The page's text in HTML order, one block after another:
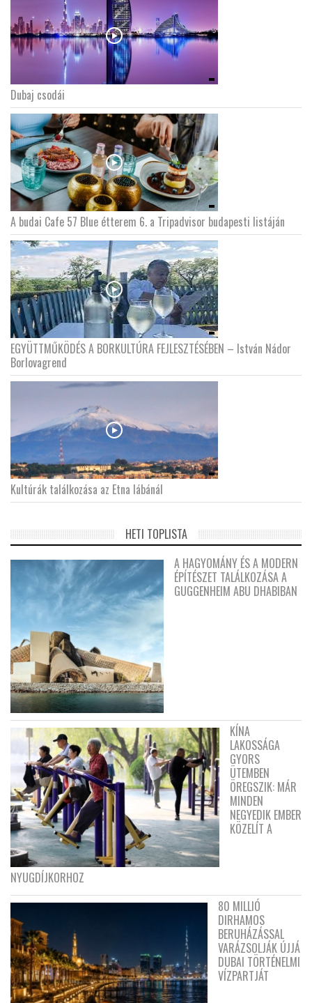
Dubaj csodái
A budai Cafe 57 Blue étterem 6. a Tripadvisor budapesti listáján
EGYÜTTMŰKÖDÉS A BORKULTÚRA FEJLESZTÉSÉBEN – István Nádor
Borlovagrend
Kultúrák találkozása az Etna lábánál
HETI TOPLISTA
A HAGYOMÁNY ÉS A MODERN
ÉPÍTÉSZET TALÁLKOZÁSA A
GUGGENHEIM ABU DHABIBAN
KÍNA
LAKOSSÁGA
GYORS
ÜTEMBEN
ÖREGSZIK: MÁR
MINDEN
NEGYEDIK EMBER
KÖZELÍT A
NYUGDÍJKORHOZ
80 MILLIÓ
DIRHAMOS
BERUHÁZÁSSAL
VARÁZSOLJÁK ÚJJÁ
DUBAI TÖRTÉNELMI
VÍZPARTJÁT